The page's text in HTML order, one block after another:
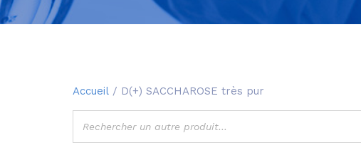
Accueil / D(+) SACCHAROSE très pur